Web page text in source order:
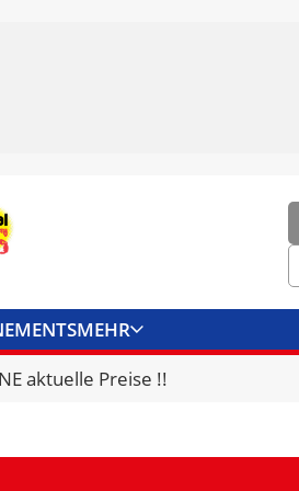
MEHR
KONTAKT
aktuelle Preise !!